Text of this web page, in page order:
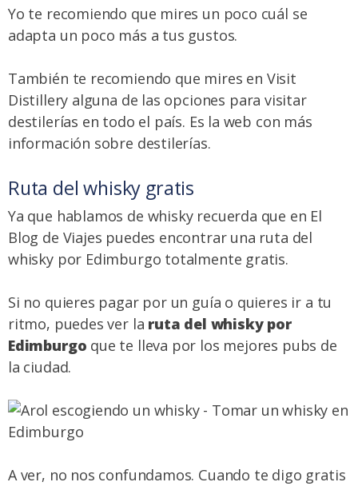
Yo te recomiendo que mires un poco cuál se
adapta un poco más a tus gustos.
También te recomiendo que mires en Visit
Distillery alguna de las opciones para visitar
destilerías en todo el país. Es la web con más
información sobre destilerías.
Ruta del whisky gratis
Ya que hablamos de whisky recuerda que en El
Blog de Viajes puedes encontrar una ruta del
whisky por Edimburgo totalmente gratis.
Si no quieres pagar por un guía o quieres ir a tu
ritmo, puedes ver la ruta del whisky por
Edimburgo que te lleva por los mejores pubs de
la ciudad.
A ver, no nos confundamos. Cuando te digo gratis